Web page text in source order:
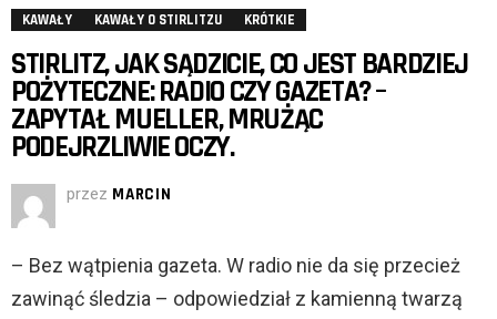
KAWAŁY KAWAŁY O STIRLITZU KRÓTKIE
STIRLITZ, JAK SĄDZICIE, CO JEST BARDZIEJ
POŻYTECZNE: RADIO CZY GAZETA? –
ZAPYTAŁ MUELLER, MRUŻĄC
PODEJRZLIWIE OCZY.
przez MARCIN
– Bez wątpienia gazeta. W radio nie da się przecież
zawinąć śledzia – odpowiedział z kamienną twarzą